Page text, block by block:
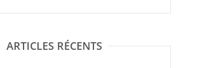
ARTICLES RÉCENTS